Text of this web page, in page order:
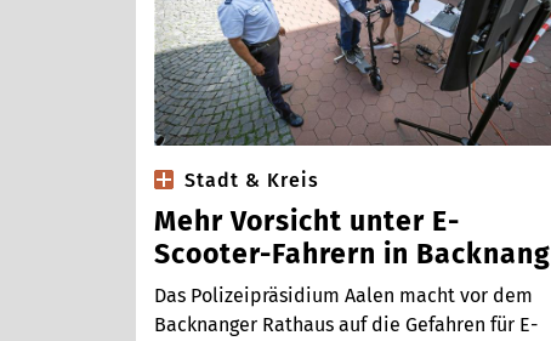
Stadt & Kreis
Mehr Vorsicht unter E-
Scooter-Fahrern in Backnang
Das Polizeipräsidium Aalen macht vor dem
Backnanger Rathaus auf die Gefahren für E-